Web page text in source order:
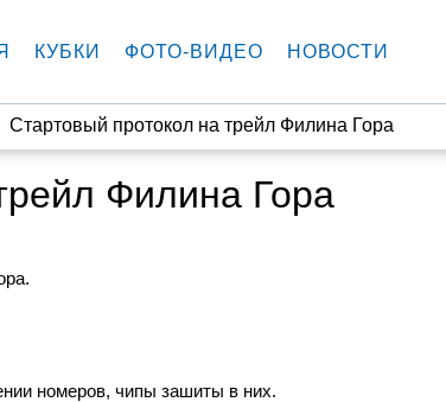
КУБКИ ФОТО-ВИДЕО НОВОСТИ
Стартовый протокол на трейл Филина Гора
Филина Гора
номеров, чипы зашиты в них.